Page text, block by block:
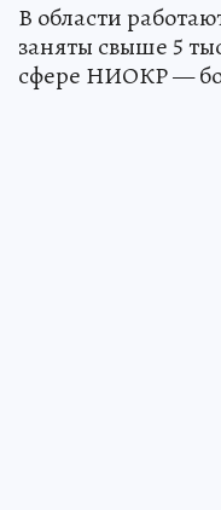
В области
заняты свыше 5
сфере НИОКР —